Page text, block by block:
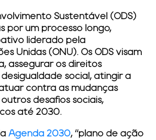
Sustentável (ODS)
por um processo longo,
liderado pela
Unidas (ONU). Os ODS visam
assegurar os direitos
social, atingir a
contra as mudanças
desafios sociais,
até 2030.
Agenda 2030, “plano de ação